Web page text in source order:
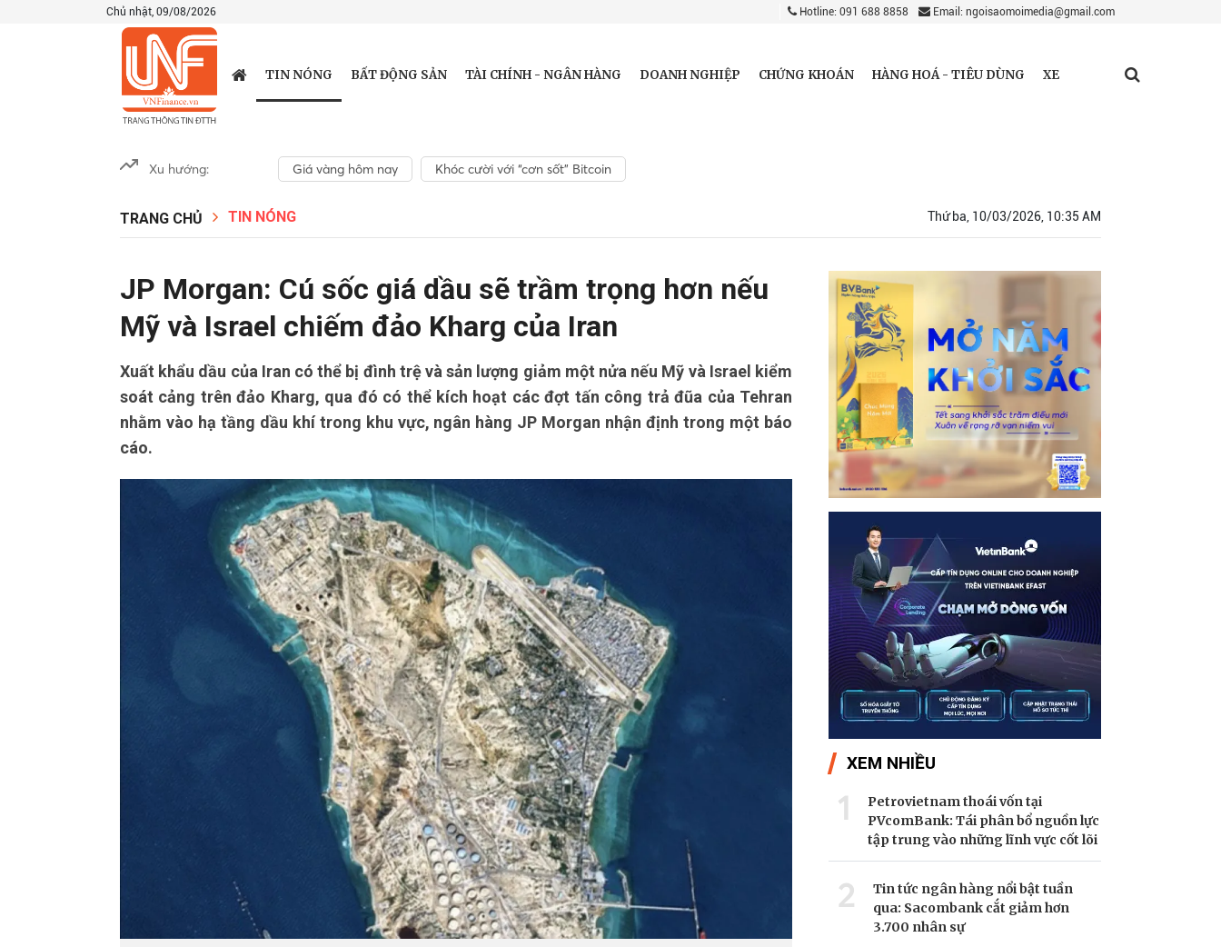
Chủ nhật, 09/08/2026 Hotline: 091 688 8858 Email: ngoisaomoimedia@gmail.com
TIN NÓNG BẤT ĐỘNG SẢN TÀI CHÍNH - NGÂN HÀNG DOANH NGHIỆP CHỨNG KHOÁN HÀNG HOÁ - TIÊU DÙNG XE
Xu hướng: Giá vàng hôm nay Khóc cười với “cơn sốt” Bitcoin
TRANG CHỦ TIN NÓNG Thứ ba, 10/03/2026, 10:35 AM
JP Morgan: Cú sốc giá dầu sẽ trầm trọng hơn nếu
Mỹ và Israel chiếm đảo Kharg của Iran
Xuất khẩu dầu của Iran có thể bị đình trệ và sản lượng giảm một nửa nếu Mỹ và Israel kiểm
soát cảng trên đảo Kharg, qua đó có thể kích hoạt các đợt tấn công trả đũa của Tehran
nhằm vào hạ tầng dầu khí trong khu vực, ngân hàng JP Morgan nhận định trong một báo
cáo.
XEM NHIỀU
1
Petrovietnam thoái vốn tại
PVcomBank: Tái phân bổ nguồn lực
tập trung vào những lĩnh vực cốt lõi
2
Tin tức ngân hàng nổi bật tuần
qua: Sacombank cắt giảm hơn
3.700 nhân sự